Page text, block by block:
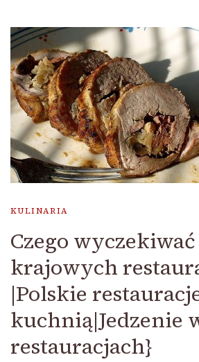
KULINARIA
Czego
krajowych
|Polskie
kuchnią|Jedzenie
restauracjach}